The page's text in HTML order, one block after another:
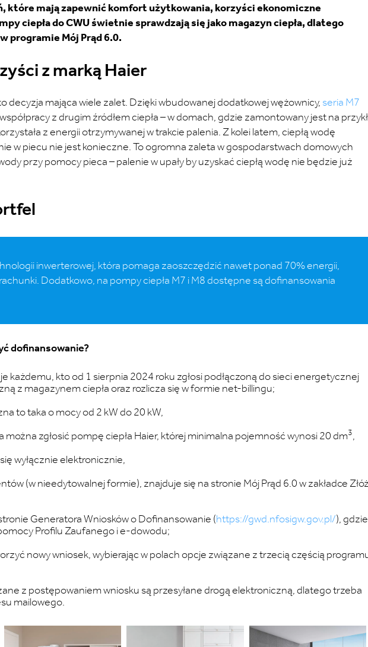
które mają zapewnić komfort użytkowania, korzyści ekonomiczne
ciepła do CWU świetnie sprawdzają się jako magazyn ciepła, dlatego
programie Mój Prąd 6.0.
z marką Haier
decyzja mająca wiele zalet. Dzięki wbudowanej dodatkowej wężownicy, seria M7
z drugim źródłem ciepła – w domach, gdzie zamontowany jest na
z energii otrzymywanej w trakcie palenia. Z kolei latem, ciepłą wodę
w piecu nie jest konieczne. To ogromna zaleta w gospodarstwach domowych
przy pomocy pieca – palenie w upały by uzyskać ciepłą wodę nie będzie już
inwerterowej, która pomaga zaoszczędzić nawet ponad 70% energii,
Dodatkowo, na pompy ciepła M7 i M8 dostępne są dofinansowania
dofinansowanie?
każdemu, kto od 1 sierpnia 2024 roku zgłosi podłączoną do sieci energetycznej
z magazynem ciepła oraz rozlicza się w formie net-billingu;
to taka o mocy od 2 kW do 20 kW,
można zgłosić pompę ciepła Haier, której minimalna pojemność wynosi 20 dm3,
wyłącznie elektronicznie,
(w nieedytowalnej formie), znajduje się na stronie Mój Prąd 6.0 w zakładce Złóż
Generatora Wniosków o Dofinansowanie (https://gwd.nfosigw.gov.pl/), gdzie
Profilu Zaufanego i e-dowodu;
nowy wniosek, wybierając w polach opcje związane z trzecią częścią
z postępowaniem wniosku są przesyłane drogą elektroniczną, dlatego trzeba
mailowego.